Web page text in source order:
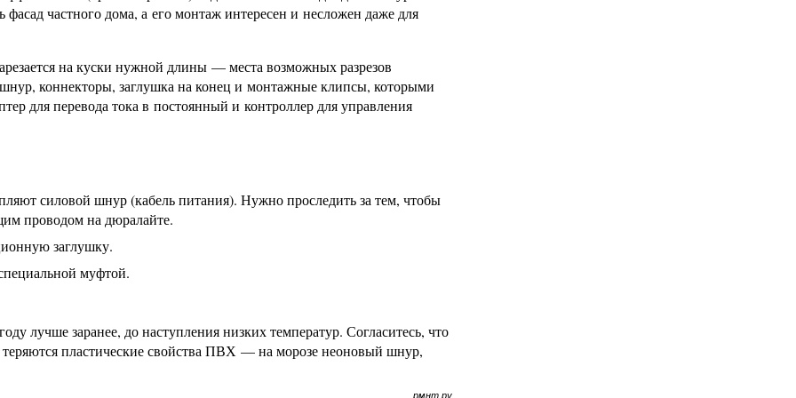
частного дома, а его монтаж интересен и несложен даже для
на куски нужной длины — места возможных разрезов
коннекторы, заглушка на конец и монтажные клипсы, которыми
для перевода тока в постоянный и контроллер для управления
силовой шнур (кабель питания). Нужно проследить за тем, чтобы
проводом на дюралайте.
заглушку.
муфтой.
лучше заранее, до наступления низких температур. Согласитесь, что
теряются пластические свойства ПВХ — на морозе неоновый шнур,
рмнт.ру